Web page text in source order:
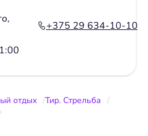
+375 29 634-10-10
отдых
Тир. Стрельба